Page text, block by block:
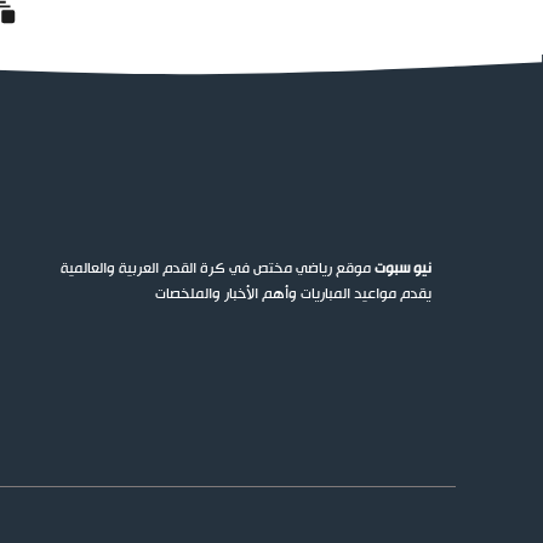
نيو سبوتموقع رياضي مختص في كرة القدم العربية والعالمية
يقدم مواعيد المباريات وأهم الأخبار والملخصات